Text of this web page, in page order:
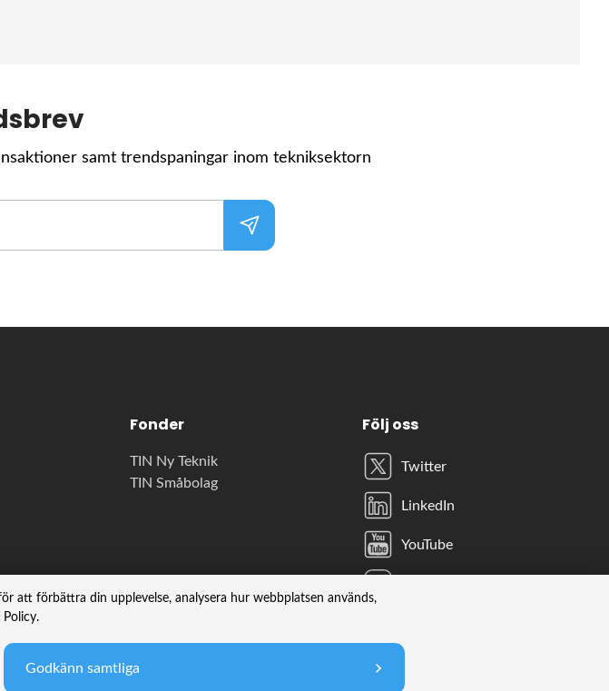
samt trendspaningar inom tekniksektorn
Fonder
TIN Ny Teknik
TIN Småbolag
Följ oss
Twitter
LinkedIn
YouTube
settings
att förbättra din upplevelse, analysera hur webbplatsen används,
Godkänn samtliga